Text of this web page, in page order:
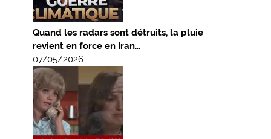
Quand les radars sont détruits, la pluie
revient en force en Iran…
07/05/2026